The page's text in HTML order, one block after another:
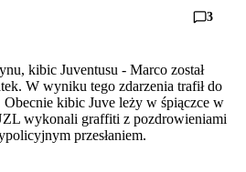
3
kibic Juventusu - Marco został
W wyniku tego zdarzenia trafił do
Obecnie kibic Juve leży w śpiączce w
wykonali graffiti z pozdrowieniami
przesłaniem.